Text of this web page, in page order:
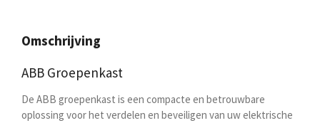
Omschrijving
ABB Groepenkast
De ABB groepenkast is een compacte en betrouwbare
oplossing voor het verdelen en beveiligen van uw elektrische